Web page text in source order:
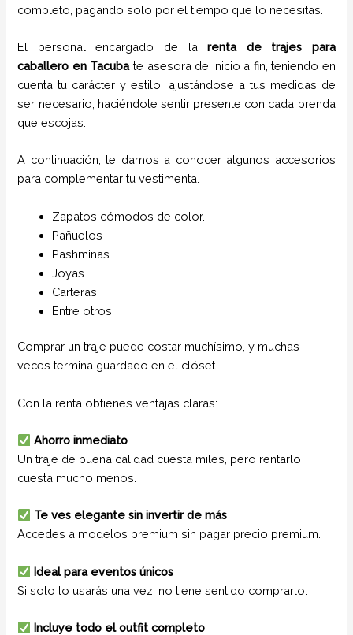
completo, pagando solo por el tiempo que lo necesitas.
El personal encargado de la renta de trajes para
caballero en Tacubate asesora de inicio a fin, teniendo en
cuenta tu carácter y estilo, ajustándose a tus medidas de
ser necesario, haciéndote sentir presente con cada prenda
que escojas.
A continuación, te damos a conocer algunos accesorios
para complementar tu vestimenta.
Zapatos cómodos de color.
Pañuelos
Pashminas
Joyas
Carteras
Entre otros.
Comprar un traje puede costar muchísimo, y muchas
veces termina guardado en el clóset.
Con la renta obtienes ventajas claras:
Ahorro inmediato
Un traje de buena calidad cuesta miles, pero rentarlo
cuesta mucho menos.
Te ves elegante sin invertir de más
Accedes a modelos premium sin pagar precio premium.
Ideal para eventos únicos
Si solo lo usarás una vez, no tiene sentido comprarlo.
Incluye todo el outfit completo